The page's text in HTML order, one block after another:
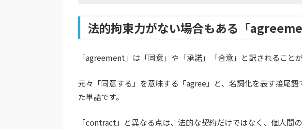
法的拘束力がない場合もある「
「agreement」は「同意」や「承諾」「合意」と訳されることが
元々「同意する」を意味する「agree」と、名詞化を表す接尾
た単語です。
「contract」と異なる点は、法的な契約だけではなく、個人間